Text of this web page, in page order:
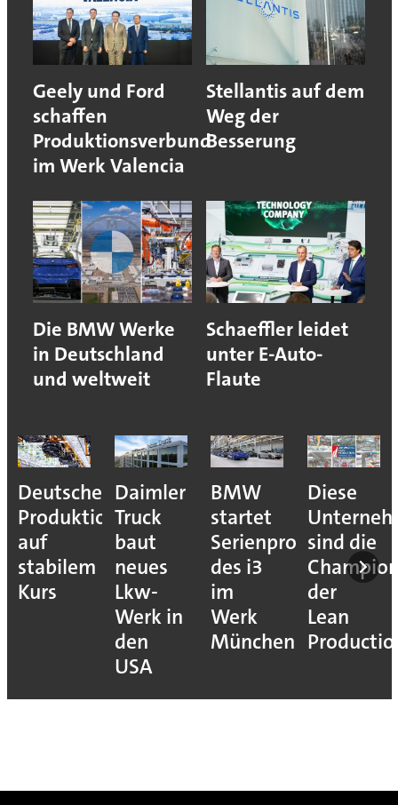
Geely und Ford
schaffen
Produktionsverbund
im Werk Valencia
Stellantis auf dem
Weg der
Besserung
Die BMW Werke
in Deutschland
und weltweit
Schaeffler leidet
unter E-Auto-
Flaute
Deutsche
Produktion
auf
stabilem
Kurs
Daimler
Truck
baut
neues
Lkw-
Werk in
den
USA
BMW
startet
Serienproduktion
des i3
im
Werk
München
Diese
sind die
der
Lean